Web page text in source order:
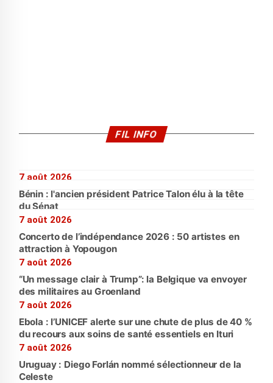
FIL INFO
7 août 2026
Bénin : l'ancien président Patrice Talon élu à la tête
du Sénat
7 août 2026
Concerto de l’indépendance 2026 : 50 artistes en
attraction à Yopougon
7 août 2026
“Un message clair à Trump”: la Belgique va envoyer
des militaires au Groenland
7 août 2026
Ebola : l’UNICEF alerte sur une chute de plus de 40 %
du recours aux soins de santé essentiels en Ituri
7 août 2026
Uruguay : Diego Forlán nommé sélectionneur de la
Celeste